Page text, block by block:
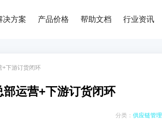
决方案 产品价格 帮助文档 行业资讯
+下游订货闭环
运营+下游订货闭环
分类： 供应链管理